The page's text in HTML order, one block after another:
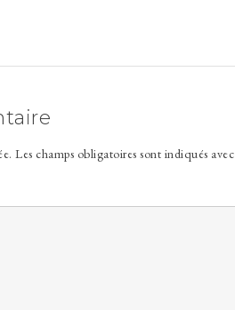
Les champs obligatoires sont indiqués avec